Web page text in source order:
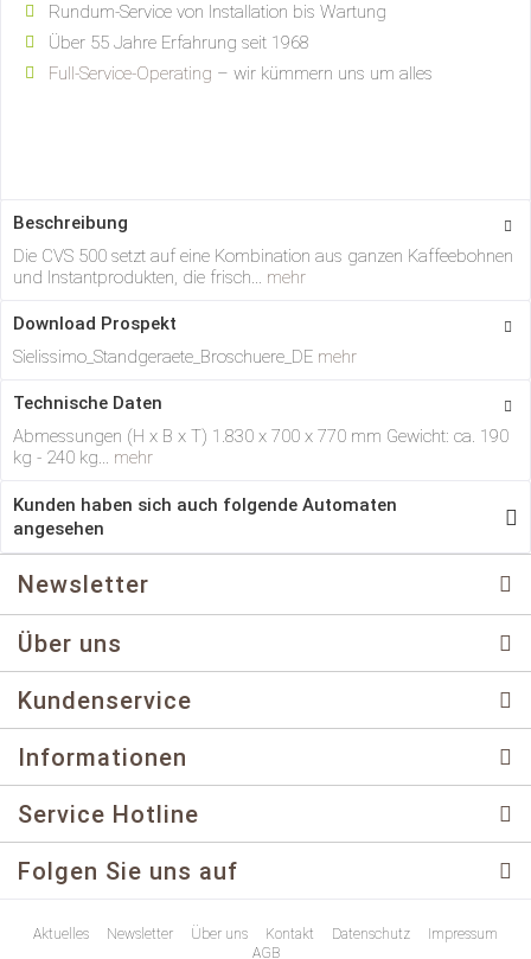
Rundum-Service von Installation bis Wartung
Über 55 Jahre Erfahrung seit 1968
Full-Service-Operating – wir kümmern uns um alles
Beschreibung
Die CVS 500 setzt auf eine Kombination aus ganzen Kaffeebohnen
und Instantprodukten, die frisch... mehr
Download Prospekt
Sielissimo_Standgeraete_Broschuere_DE mehr
Technische Daten
Abmessungen (H x B x T) 1.830 x 700 x 770 mm Gewicht: ca. 190
kg - 240 kg... mehr
Kunden haben sich auch folgende Automaten
angesehen
Newsletter
Über uns
Kundenservice
Informationen
Service Hotline
Folgen Sie uns auf
Aktuelles Newsletter Über uns Kontakt Datenschutz
Impressum
AGB